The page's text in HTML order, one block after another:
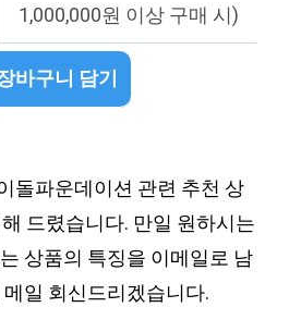
1,000,000원 이상 구매 시)
바구니 담기
돌파운데이션 관련 추천 상
드렸습니다. 만일 원하시는
상품의 특징을 이메일로 남
일 회신드리겠습니다.